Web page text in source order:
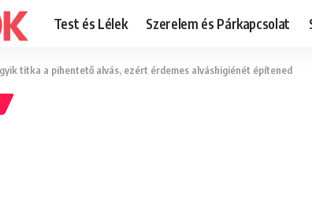
Test és Lélek Szerelem és Párkapcsolat
titka a pihentető alvás, ezért érdemes alváshigiénét építened